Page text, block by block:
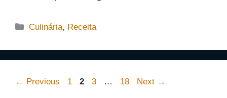
Categorias
Culinária, Receita
← Previous Page
1 Page
2 Page
3 … Page
18 Next →